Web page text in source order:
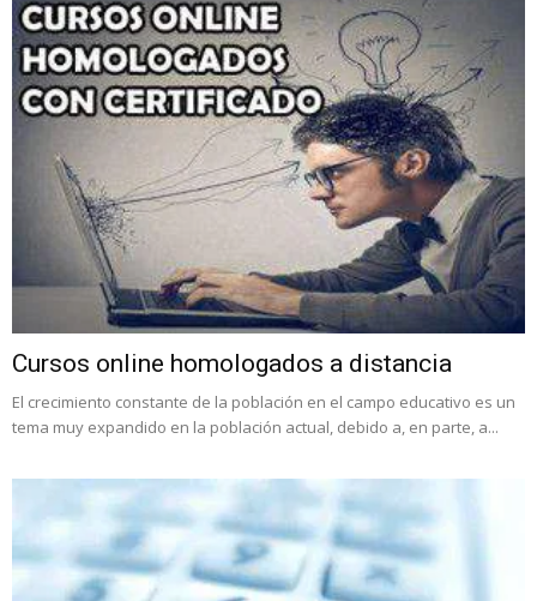
Cursos online homologados a distancia
El crecimiento constante de la población en el campo educativo es un
tema muy expandido en la población actual, debido a, en parte, a...